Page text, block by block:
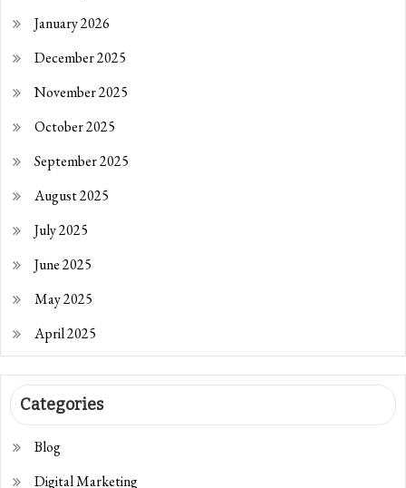
January 2026
December 2025
November 2025
October 2025
September 2025
August 2025
July 2025
June 2025
May 2025
April 2025
Categories
Blog
Digital Marketing